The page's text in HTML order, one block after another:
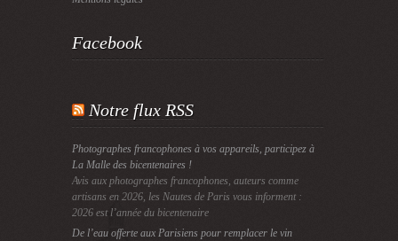
Facebook
Notre flux RSS
Photographes francophones à vos appareils, participez à
La Malle des bicentenaires !
Avis aux photographes francophones, auteurs comme
artisans en 2026, les Nautes de Paris vous informent :
2026 est l’année du bicentenaire
De l’eau offerte aux Parisiens pour remplacer le vin